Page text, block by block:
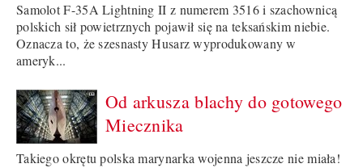
Samolot F-35A Lightning II z numerem 3516 i szachownicą
polskich sił powietrznych pojawił się na teksańskim niebie.
Oznacza to, że szesnasty Husarz wyprodukowany w
ameryk...
Od arkusza blachy do gotowego
Miecznika
Takiego okrętu polska marynarka wojenna jeszcze nie miała!